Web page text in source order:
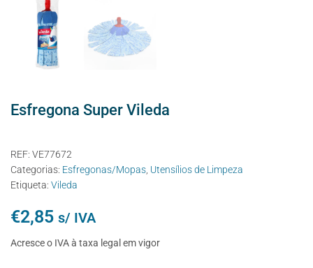
Esfregona Super Vileda
REF: VE77672
Categorias: Esfregonas/Mopas Utensílios de Limpeza
Etiqueta: Vileda
€2,85 s/ IVA
Acresce o IVA à taxa legal em vigor